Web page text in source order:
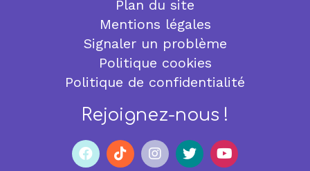
Plan du site
Mentions légales
Signaler un problème
Politique cookies
Politique de confidentialité
Rejoignez-nous !